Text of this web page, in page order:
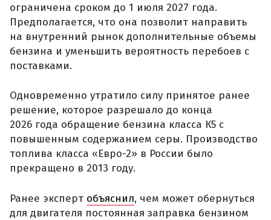
ограничена сроком до 1 июля 2027 года.
Предполагается, что она позволит направить
на внутренний рынок дополнительные объемы
бензина и уменьшить вероятность перебоев с
поставками.
Одновременно утратило силу принятое ранее
решение, которое разрешало до конца
2026 года обращение бензина класса К5 с
повышенным содержанием серы. Производство
топлива класса «Евро-2» в России было
прекращено в 2013 году.
Ранее эксперт объяснил, чем может обернуться
для двигателя постоянная заправка бензином